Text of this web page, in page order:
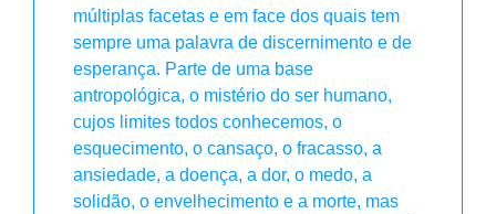
múltiplas facetas e em face dos quais tem
sempre uma palavra de discernimento e de
esperança. Parte de uma base
antropológica, o mistério do ser humano,
cujos limites todos conhecemos, o
esquecimento, o cansaço, o fracasso, a
ansiedade, a doença, a dor, o medo, a
solidão, o envelhecimento e a morte, mas